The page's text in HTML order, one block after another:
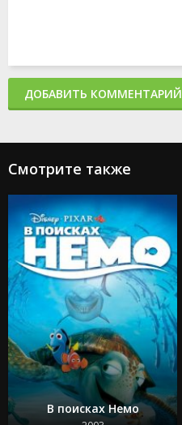
ДОБАВИТЬ КОММЕНТАРИЙ
Смотрите также
В поисках Немо